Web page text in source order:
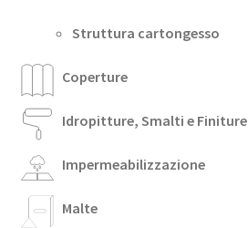
Struttura cartongesso
Coperture
Idropitture, Smalti e Finiture
Impermeabilizzazione
Malte